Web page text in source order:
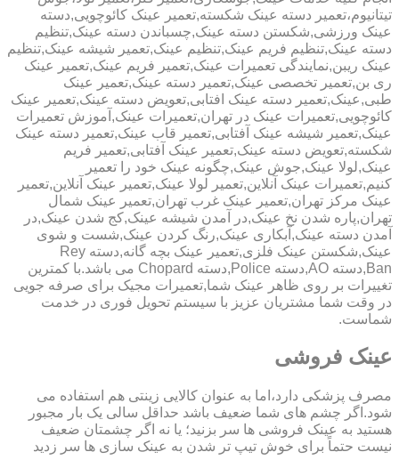
تیتانیوم،تعمیر دسته عینک شکسته,تعمیر عینک کائوچویی,دسته
عینک ورزشی,شکستن دسته عینک,چسباندن دسته عینک,تنظیم
دسته عینک,تنظیم فریم عینک,تنظیم عینک,تعمیر شیشه عینک,تنظیم
عینک ریبن,نمایندگی تعمیرات عینک,تعمیر فریم عینک,تعمیر عینک
ری بن,تعمیر تخصصی عینک,تعمیر دسته عینک,تعمیر عینک
طبی,عینک,تعمیر دسته عینک افتابی,تعویض دسته عینک,تعمیر عینک
کائوچویی,تعمیرات عینک در تهران,تعمیرات عینک,آموزش تعمیرات
عینک,تعمیر شیشه عینک آفتابی,تعمیر قاب عینک,تعمیر دسته عینک
شکسته,تعویض دسته عینک,تعمیر عینک آفتابی,تعمیر فریم
عینک,لولا عینک,جوش عینک,چگونه عینک خود را تعمیر
کنیم,تعمیرات عینک آنلاین,تعمیر لولا عینک,تعمیر عینک آنلاین,تعمیر
عینک مرکز تهران,تعمیر عینک غرب تهران,تعمیر عینک شمال
تهران,پاره شدن نخ عینک,در آمدن شیشه عینک,کج شدن عینک,در
آمدن دسته عینک,آبکاری عینک,رنگ کردن عینک,شست و شوی
عینک,شکستن عینک فلزی,تعمیر عینک بچه گانه,دسته Rey
Ban,دسته AO,دسته Police,دسته Chopard می باشد.با کمترین
تغییرات بر روی ظاهر عینک شما,تعمیرات مجیک برای صرفه جویی
در وقت شما مشتریان عزیز با سیستم تحویل فوری در خدمت
شماست.
عینک فروشی
مصرف پزشکی دارد،اما به عنوان کالایی زینتی هم استفاده می
شود.اگر چشم های شما ضعیف باشد حداقل سالی یک بار مجبور
هستید به عینک فروشی ها سر بزنید؛ یا نه اگر چشمتان ضعیف
نیست حتماً برای خوش تیپ تر شدن به عینک سازی ها سر زدید